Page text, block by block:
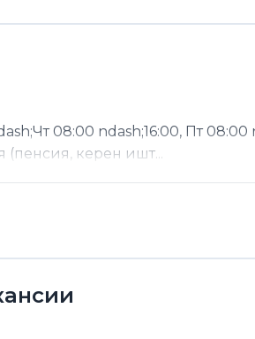
08:00 ndash;16:00, Пт
(пенсия, керен ишт...